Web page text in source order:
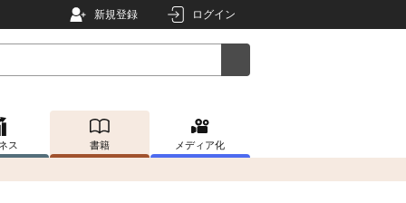
新規登録 ログイン
ス 書籍 メディア化